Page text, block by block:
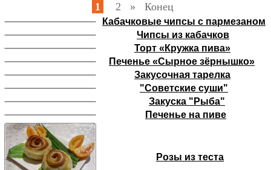
1
2 » Конец
Кабачковые чипсы с пармезаном
Чипсы из кабачков
Торт «Кружка пива»
Печенье «Сырное зёрнышко»
Закусочная тарелка
"Советские суши"
Закуска "Рыба"
Печенье на пиве
Розы из теста